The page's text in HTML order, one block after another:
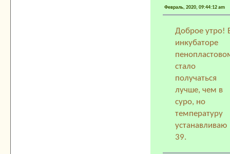
Февраль, 2020, 09:44:12 am
Доброе утро!
инкубаторе
стало
получаться
лучше, чем в
суро, но
температуру
устанавливаю
39.